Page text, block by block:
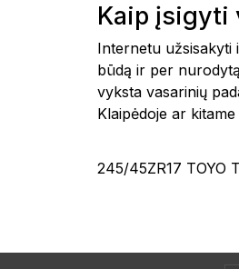
Kaip įsigyti
Internetu užsisakyti
būdą ir per
vyksta vasarinių
Klaipėdoje ar
245/45ZR17 TOYO